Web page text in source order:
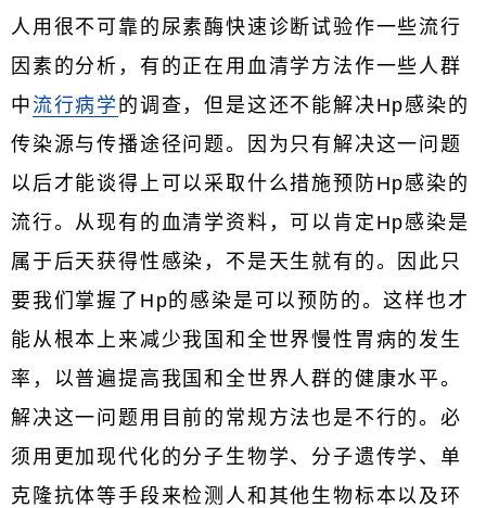
人用很不可靠的尿素酶快速诊断试验作一些流行
因素的分析，有的正在用血清学方法作一些人群
中 流行病学 的调查，但是这还不能解决Hp感染的
传染源与传播途径问题。因为只有解决这一问题
以后才能谈得上可以采取什么措施预防Hp感染的
流行。从现有的血清学资料，可以肯定Hp感染是
属于后天获得性感染，不是天生就有的。因此只
要我们掌握了Hp的感染是可以预防的。这样也才
能从根本上来减少我国和全世界慢性胃病的发生
率，以普遍提高我国和全世界人群的健康水平。
解决这一问题用目前的常规方法也是不行的。必
须用更加现代化的分子生物学、分子遗传学、单
克隆抗体等手段来检测人和其他生物标本以及环